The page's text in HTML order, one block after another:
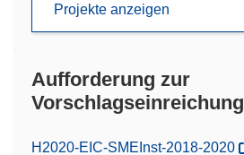
Projekte anzeigen
Aufforderung zur
Vorschlagseinreichung
(öffnet
H2020-EIC-SMEInst-2018-2020